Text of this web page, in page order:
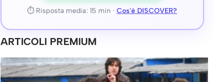
⏱ Risposta media: 15 min · Cos'è DISCOVER?
ARTICOLI PREMIUM